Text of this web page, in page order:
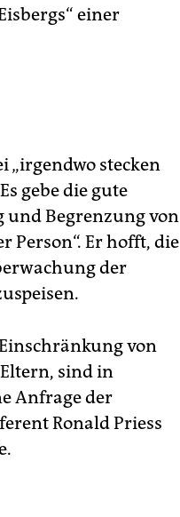
einer
„irgendwo stecken
gebe die gute
Begrenzung von
Person“. Er hofft, die
der
von
sind in
Anfrage der
Ronald Priess